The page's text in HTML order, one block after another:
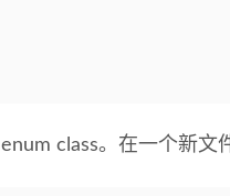
class。在一个新文